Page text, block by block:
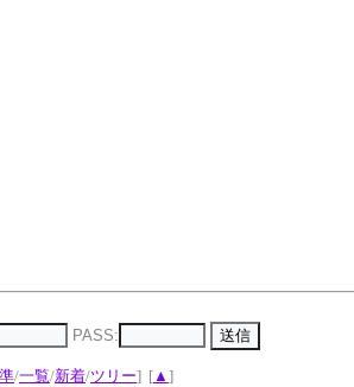
PASS:
/一覧/新着/ツリー] [▲ ]